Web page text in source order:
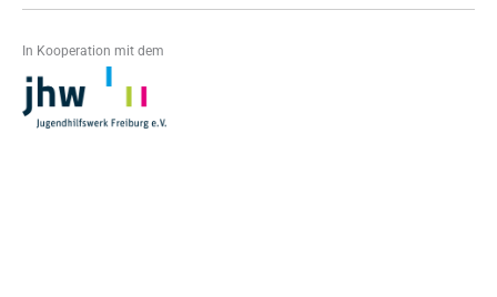
In Kooperation mit dem